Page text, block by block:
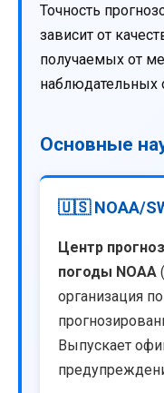
Точность
зависит от
получаемых от
наблюдательных
Основные
🇺🇸 NOAA/
Центр
погоды NOAA
организация
Выпускает